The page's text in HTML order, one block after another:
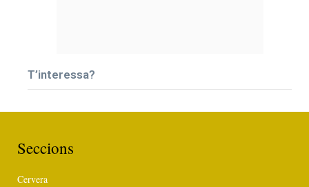
T’interessa?
Seccions
Cervera